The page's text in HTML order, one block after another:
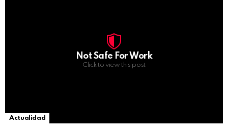
Not Safe For Work
Click to view this post
Actualidad